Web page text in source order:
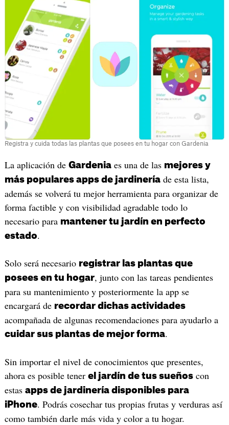
Registra y cuida todas las plantas que posees en tu hogar con Gardenia
La aplicación de Gardeniaes una de las mejores y
más populares apps de jardineríade esta lista,
además se volverá tu mejor herramienta para organizar de
forma factible y con visibilidad agradable todo lo
necesario para mantener tu jardín en perfecto
estado.
Solo será necesario registrar las plantas que
posees en tu hogar, junto con las tareas pendientes
para su mantenimiento y posteriormente la app se
encargará de recordar dichas actividades
acompañada de algunas recomendaciones para ayudarlo a
cuidar sus plantas de mejor forma.
Sin importar el nivel de conocimientos que presentes,
ahora es posible tener el jardín de tus sueñoscon
estas apps de jardinería disponibles para
iPhone. Podrás cosechar tus propias frutas y verduras así
como también darle más vida y color a tu hogar.